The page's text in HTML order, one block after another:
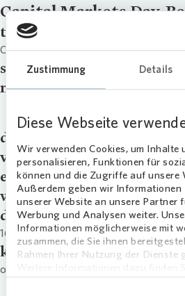
Zustimmung Details
Diese Webseite
Wir verwenden Cookies, um Inhalte
personalisieren, Funktionen für
können und die Zugriffe auf unsere
Außerdem geben wir Informationen
unserer Website an unsere Partner
Werbung und Analysen weiter.
Informationen möglicherweise mit
zusammen, die Sie ihnen
Rahmen Ihrer Nutzung der Dienste
Capital Markets Day,
title
Capital Markets Day, Berlin
signup
master_download
downloads
video
external_link
webcast
date
16.06.15
kategorie
other